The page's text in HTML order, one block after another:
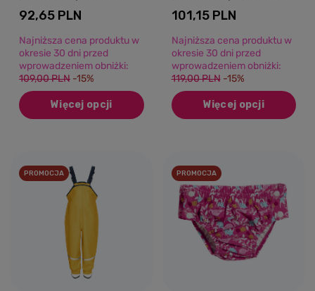
Playshoes
92,65 PLN
Najniższa cena produktu w
okresie 30 dni przed
wprowadzeniem obniżki:
109,00 PLN -15%
Więcej opcji
ocieplone, szare,
Playshoes
101,15 PLN
Najniższa cena produktu w
okresie 30 dni przed
wprowadzeniem obniżki:
119,00 PLN -15%
Więcej opcji
PROMOCJA PROMOCJA